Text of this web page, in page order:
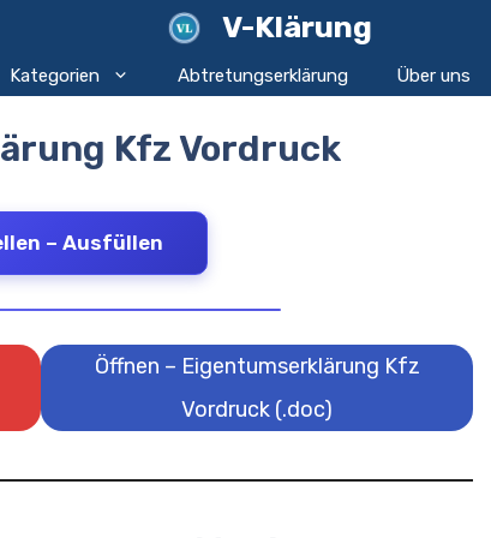
V-Klärung
Kategorien Abtretungserklärung Über uns
Kfz Vordruck
– Ausfüllen
Öffnen – Eigentumserklärung Kfz
Vordruck (.doc)